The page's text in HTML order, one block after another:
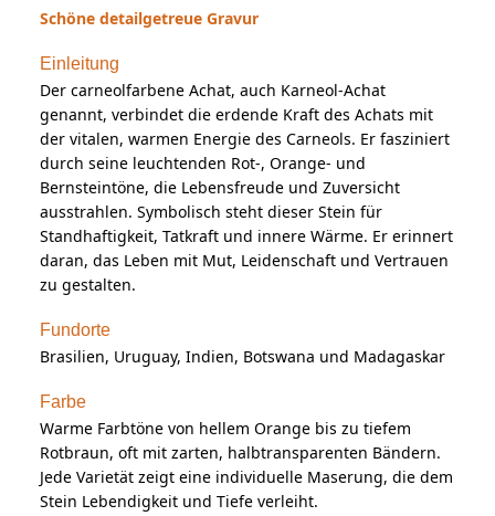
Schöne detailgetreue Gravur
Einleitung
Der carneolfarbene Achat, auch Karneol-Achat
genannt, verbindet die erdende Kraft des Achats mit
der vitalen, warmen Energie des Carneols. Er fasziniert
durch seine leuchtenden Rot-, Orange- und
Bernsteintöne, die Lebensfreude und Zuversicht
ausstrahlen. Symbolisch steht dieser Stein für
Standhaftigkeit, Tatkraft und innere Wärme. Er erinnert
daran, das Leben mit Mut, Leidenschaft und Vertrauen
zu gestalten.
Fundorte
Brasilien, Uruguay, Indien, Botswana und Madagaskar
Farbe
Warme Farbtöne von hellem Orange bis zu tiefem
Rotbraun, oft mit zarten, halbtransparenten Bändern.
Jede Varietät zeigt eine individuelle Maserung, die dem
Stein Lebendigkeit und Tiefe verleiht.